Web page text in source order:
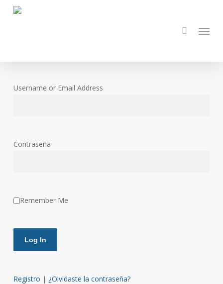
Menu
Username or Email Address
Contraseña
Remember Me
Registro | ¿Olvidaste la contraseña?